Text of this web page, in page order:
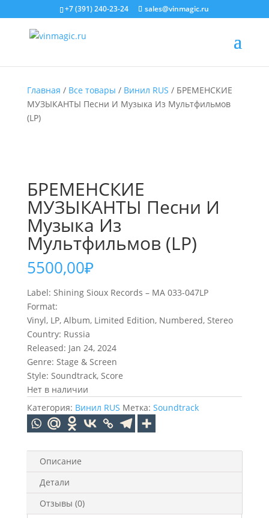
+7 (391) 240-23-24 sales@vinmagic.ru
Главная / Все товары / Винил RUS / БРЕМЕНСКИЕ
МУЗЫКАНТЫ Песни И Музыка Из Мультфильмов
(LP)
БРЕМЕНСКИЕ
МУЗЫКАНТЫ Песни И
Музыка Из
Мультфильмов (LP)
5500,00₽
Label: Shining Sioux Records – MA 033-047LP
Format:
Vinyl, LP, Album, Limited Edition, Numbered, Stereo
Country: Russia
Released: Jan 24, 2024
Genre: Stage & Screen
Style: Soundtrack, Score
Нет в наличии
Категория: Винил RUS Метка: Soundtrack
Описание
Детали
Отзывы (0)